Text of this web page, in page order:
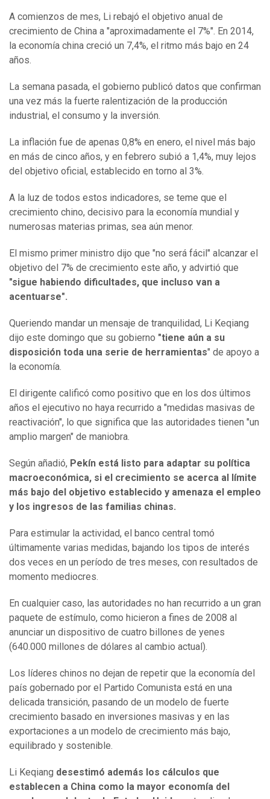
A comienzos de mes, Li rebajó el objetivo anual de
crecimiento de China a "aproximadamente el 7%". En 2014,
la economía china creció un 7,4%, el ritmo más bajo en 24
años.
La semana pasada, el gobierno publicó datos que confirman
una vez más la fuerte ralentización de la producción
industrial, el consumo y la inversión.
La inflación fue de apenas 0,8% en enero, el nivel más bajo
en más de cinco años, y en febrero subió a 1,4%, muy lejos
del objetivo oficial, establecido en torno al 3%.
A la luz de todos estos indicadores, se teme que el
crecimiento chino, decisivo para la economía mundial y
numerosas materias primas, sea aún menor.
El mismo primer ministro dijo que "no será fácil" alcanzar el
objetivo del 7% de crecimiento este año, y advirtió que
"sigue habiendo dificultades, que incluso van a
acentuarse".
Queriendo mandar un mensaje de tranquilidad, Li Keqiang
dijo este domingo que su gobierno "tiene aún a su
disposición toda una serie de herramientas" de apoyo a
la economía.
El dirigente calificó como positivo que en los dos últimos
años el ejecutivo no haya recurrido a "medidas masivas de
reactivación", lo que significa que las autoridades tienen "un
amplio margen" de maniobra.
Según añadió, Pekín está listo para adaptar su política
macroeconómica, si el crecimiento se acerca al límite
más bajo del objetivo establecido y amenaza el empleo
y los ingresos de las familias chinas.
Para estimular la actividad, el banco central tomó
últimamente varias medidas, bajando los tipos de interés
dos veces en un período de tres meses, con resultados de
momento mediocres.
En cualquier caso, las autoridades no han recurrido a un gran
paquete de estímulo, como hicieron a fines de 2008 al
anunciar un dispositivo de cuatro billones de yenes
(640.000 millones de dólares al cambio actual).
Los líderes chinos no dejan de repetir que la economía del
país gobernado por el Partido Comunista está en una
delicada transición, pasando de un modelo de fuerte
crecimiento basado en inversiones masivas y en las
exportaciones a un modelo de crecimiento más bajo,
equilibrado y sostenible.
Li Keqiang desestimó además los cálculos que
establecen a China como la mayor economía del